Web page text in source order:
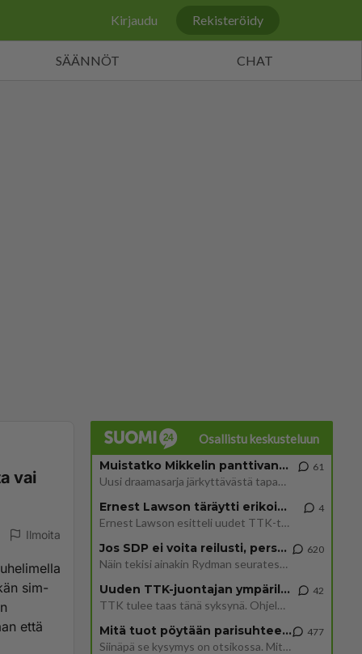
Kirjaudu Rekisteröidy
SÄÄNNÖT CHAT
vai
Ilmoita
sim-
että
Osallistu keskusteluun
Muistatko Mikkelin panttivankidraaman?
Uusi draamasarja järkyttävästä tapauksesta on tulossa. Tositapahtumiin perustuva sarja ammentaa vuoden 1986 Mikkelin pan
61
Ernest Lawson täräytti erikoisen heiton TTK-lehdistötilaisuudessa: " Onko tässä tarkoituksena...?"
Ernest Lawson esitteli uudet TTK-tähtioppilaat ja opettajat torstaina 6.8. lehdistölle. Tulevalla kaudella on yksi hausk
4
Jos SDP ei voita reilusti, persut kumoavat demokratian Suomesta
Näin tekisi ainakin Rydman seuratessaan idolinsa Trumpin mallia https://www.is.fi/politiikka/art-2000012187244.html
620
Uuden TTK-juontajan ympärillä epätietoisuus sakenee - Nyt MTV hämmentää soppaa
TTK tulee taas tänä syksynä. Ohjelman uudet tähtioppilaat julkistetaan torstaina 6. elokuuta klo 14 alkavassa lehdistö
42
Mitä tuot pöytään parisuhteessa?
Siinäpä se kysymys on otsikossa. Mitäpä siis tuot/toisit pöytään parisuhteessa? Oletko mies vai nainen? Koetko sen mitä
477